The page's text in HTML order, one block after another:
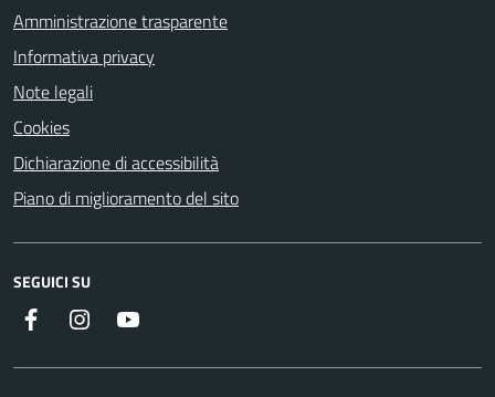
Amministrazione trasparente
Informativa privacy
Note legali
Cookies
Dichiarazione di accessibilità
Piano di miglioramento del sito
SEGUICI SU
InstagramYouTube